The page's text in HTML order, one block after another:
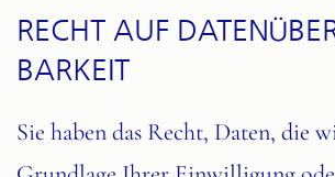
RECHT AUF
BARKEIT
Sie haben das Recht, Daten, die